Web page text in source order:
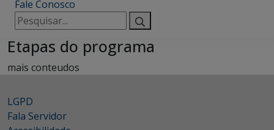
Fale Conosco
Pesquisar
por:
Etapas do programa
mais conteudos
LGPD
Fala Servidor